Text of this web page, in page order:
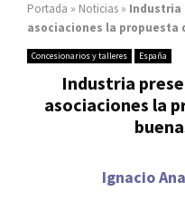
Portada » Noticias » Industria
asociaciones la propuesta
Concesionarios y talleres España
Industria
asociaciones la
Ignacio